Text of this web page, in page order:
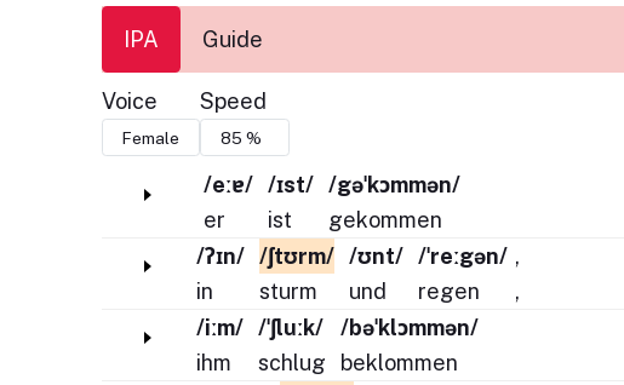
IPA Guide
Voice Speed
/eːɐ/
er
/ɪst/
ist
/gəˈkɔmmən/
gekommen
/ʔɪn/
in
/ʃtʊrm/
sturm
/ʊnt/
und
/ˈreːgən/
regen
,
,
/iːm/
ihm
/ˈʃluːk/
schlug
/bəˈklɔmmən/
beklommen